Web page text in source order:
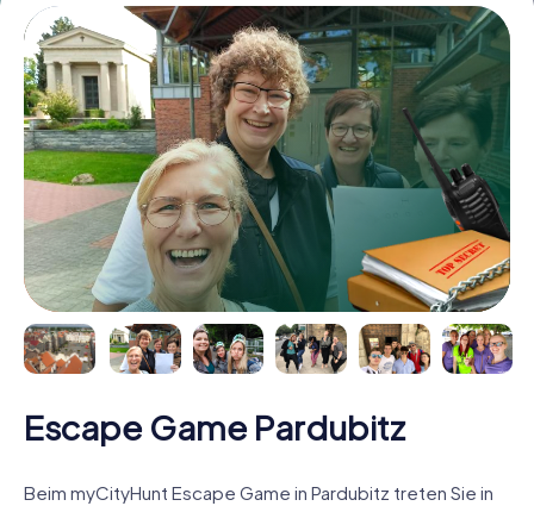
Escape Game Pardubitz
Beim myCityHunt Escape Game in Pardubitz treten Sie in